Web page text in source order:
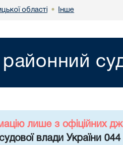
області • Інше
лише з офіційних
влади України